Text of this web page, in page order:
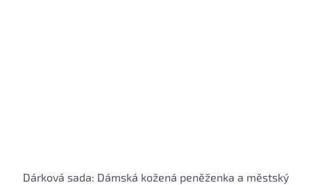
Dárková sada: Dámská kožená peněženka a městský